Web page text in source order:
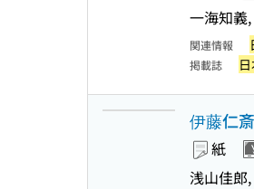
一海知義
関連情報
掲載誌
伊藤仁
紙
浅山佳郎